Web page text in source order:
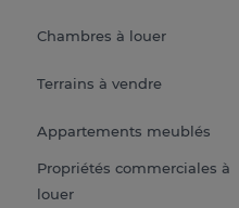
Chambres à louer
Terrains à vendre
Appartements meublés
Propriétés commerciales à
louer